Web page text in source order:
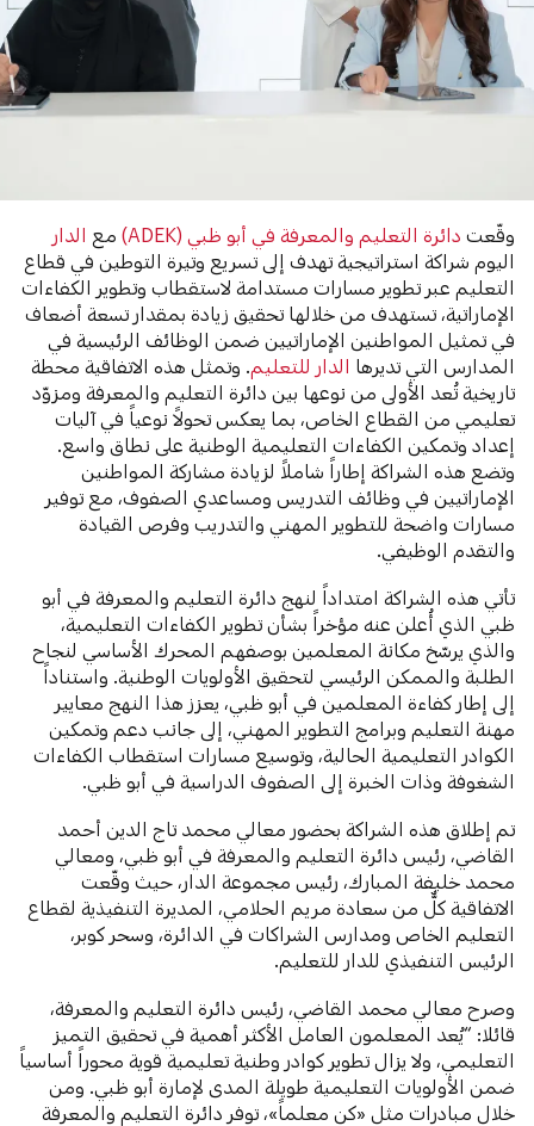
وقّعتدائرة التعليم والمعرفة في أبو ظبي (ADEK) مع الدار
اليوم شراكة استراتيجية تهدف إلى تسريع وتيرة التوطين في قطاع
التعليم عبر تطوير مسارات مستدامة لاستقطاب وتطوير الكفاءات
الإماراتية، تستهدف من خلالها تحقيق زيادة بمقدار تسعة أضعاف
في تمثيل المواطنين الإماراتيين ضمن الوظائف الرئيسية في
المدارس التي تديرها الدار للتعليم. وتمثل هذه الاتفاقية محطة
تاريخية تُعد الأولى من نوعها بين دائرة التعليم والمعرفة ومزوّد
تعليمي من القطاع الخاص، بما يعكس تحولاً نوعياً في آليات
إعداد وتمكين الكفاءات التعليمية الوطنية على نطاق واسع.
وتضع هذه الشراكة إطاراً شاملاً لزيادة مشاركة المواطنين
الإماراتيين في وظائف التدريس ومساعدي الصفوف، مع توفير
مسارات واضحة للتطوير المهني والتدريب وفرص القيادة
والتقدم الوظيفي.
تأتي هذه الشراكة امتداداً لنهج دائرة التعليم والمعرفة في أبو
ظبي الذي أُعلن عنه مؤخراً بشأن تطوير الكفاءات التعليمية،
والذي يرسّخ مكانة المعلمين بوصفهم المحرك الأساسي لنجاح
الطلبة والممكن الرئيسي لتحقيق الأولويات الوطنية. واستناداً
إلى إطار كفاءة المعلمين في أبو ظبي، يعزز هذا النهج معايير
مهنة التعليم وبرامج التطوير المهني، إلى جانب دعم وتمكين
الكوادر التعليمية الحالية، وتوسيع مسارات استقطاب الكفاءات
الشغوفة وذات الخبرة إلى الصفوف الدراسية في أبو ظبي.
تم إطلاق هذه الشراكة بحضور معالي محمد تاج الدين أحمد
القاضي، رئيس دائرة التعليم والمعرفة في أبو ظبي، ومعالي
محمد خليفة المبارك، رئيس مجموعة الدار، حيث وقّعت
الاتفاقية كلٌّ من سعادة مريم الحلامي، المديرة التنفيذية لقطاع
التعليم الخاص ومدارس الشراكات في الدائرة، وسحر كوبر،
الرئيس التنفيذي للدار للتعليم.
وصرح معالي محمد القاضي، رئيس دائرة التعليم والمعرفة،
قائلا: “يُعد المعلمون العامل الأكثر أهمية في تحقيق التميز
التعليمي، ولا يزال تطوير كوادر وطنية تعليمية قوية محوراً أساسياً
ضمن الأولويات التعليمية طويلة المدى لإمارة أبو ظبي. ومن
خلال مبادرات مثل «كن معلماً»، توفر دائرة التعليم والمعرفة